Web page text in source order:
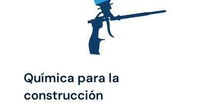
Química para la
construcción